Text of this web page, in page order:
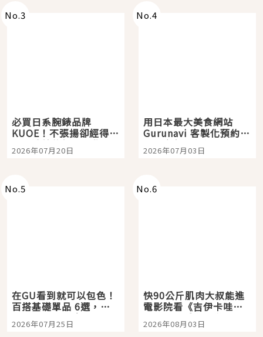
No.3
必買日系腕錶品牌
KUOE！不張揚卻經得起
時間洗鍊的經典之作五
選
2026年07月20日
No.4
用日本最大美食網站
Gurunavi 客製化預約九
大都市餐廳，打造專屬
美食體驗！
2026年07月03日
No.5
在GU看到就可以包色！
百搭基礎單品 6選，閉
眼全收也不心疼
2026年07月25日
No.6
快90公斤肌肉大叔能進
電影院看《吉伊卡哇》
嗎？日本重金屬樂團
「打首」會長與nagano
2026年08月03日